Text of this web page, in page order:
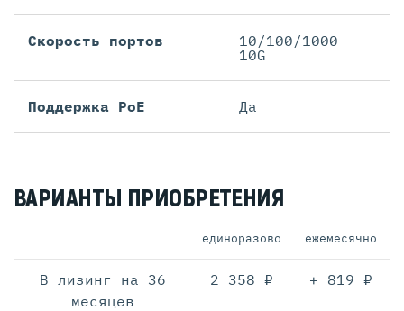
Скорость портов
10/100/1000
10G
Поддержка PoE Да
ВАРИАНТЫ ПРИОБРЕТЕНИЯ
единоразово ежемесячно
В лизинг на 36
месяцев
2 358 ₽ + 819 ₽